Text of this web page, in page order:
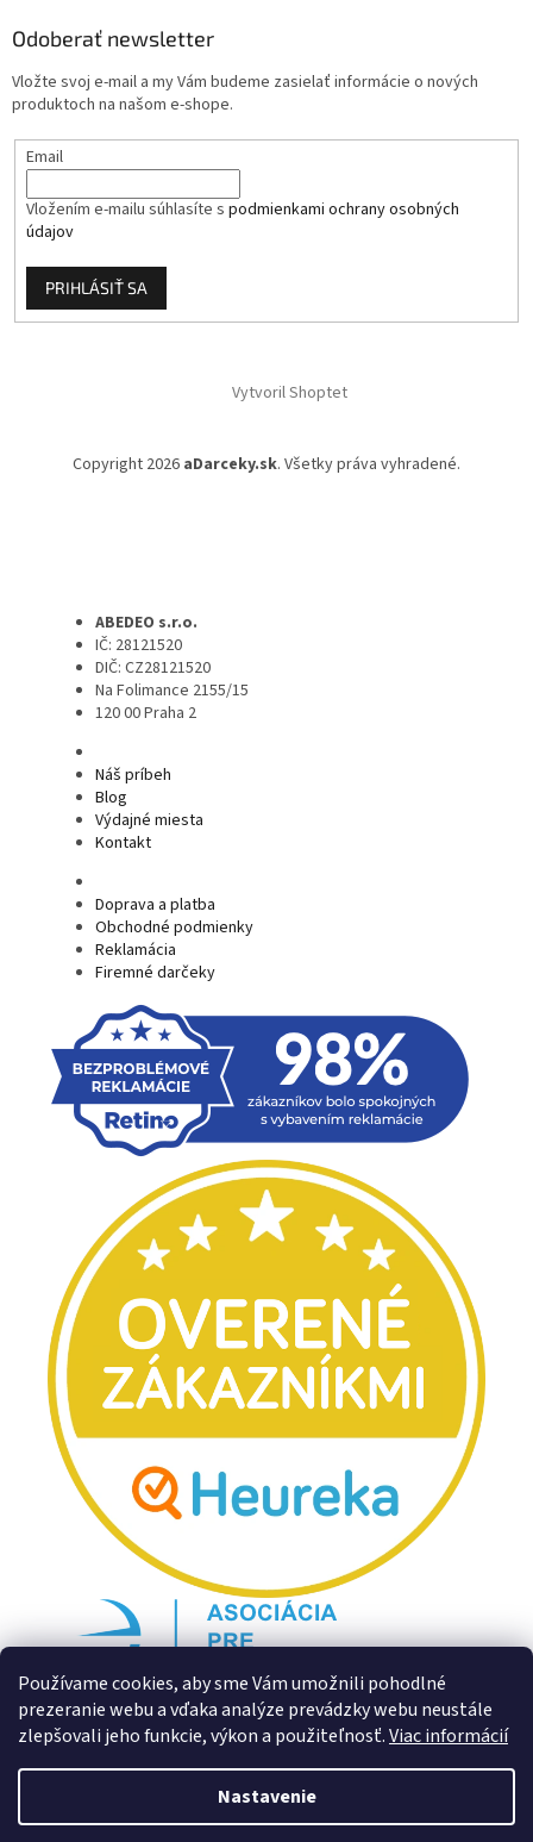
Používame cookies, aby sme Vám umožnili pohodlné
prezeranie webu a vďaka analýze prevádzky webu neustále
zlepšovali jeho funkcie, výkon a použiteľnosť.Viac informácií
Nastavenie
Odoberať newsletter
Vložte svoj e-mail a my Vám budeme zasielať informácie o nových
produktoch na našom e-shope.
Email
Vložením e-mailu súhlasíte s podmienkami ochrany osobných
údajov
PRIHLÁSIŤ SA
Vytvoril Shoptet
Copyright 2026 aDarceky.sk. Všetky práva vyhradené.
ABEDEO s.r.o.
IČ: 28121520
DIČ: CZ28121520
Na Folimance 2155/15
120 00 Praha 2
Náš príbeh
Blog
Výdajné miesta
Kontakt
Doprava a platba
Obchodné podmienky
Reklamácia
Firemné darčeky